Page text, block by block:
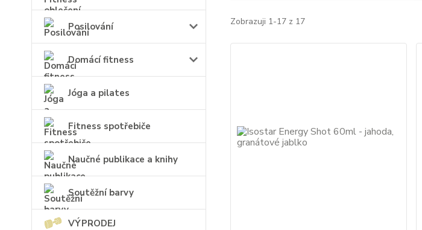
Posilování
Domácí fitness
Jóga a pilates
Fitness spotřebiče
Naučné publikace a knihy
Soutěžní barvy
VÝPRODEJ
Zobrazuji 1-17 z 17